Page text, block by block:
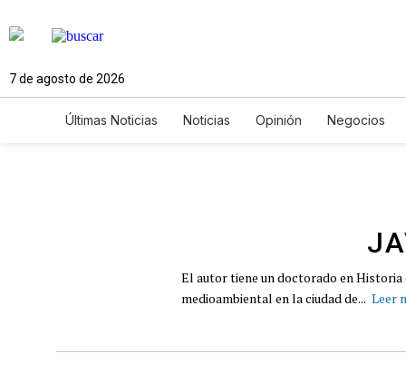
7 de agosto de 2026
Últimas Noticias Noticias Opinión
Negocios
El autor tiene un doctorado en Historia
medioambiental en la ciudad de... Leer